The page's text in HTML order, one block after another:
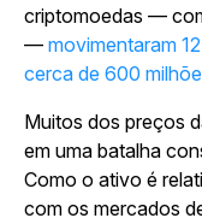
criptomoedas —
— movimentaram
cerca de 600
Muitos dos preços
em uma batalha
Como o ativo é
com os mercados